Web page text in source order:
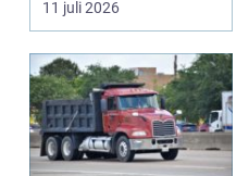
11 juli 2026